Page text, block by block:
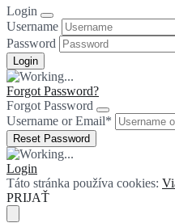
Login
Username
Password
Forgot Password?
Forgot Password
Username or Email*
Login
Táto stránka používa cookies:
PRIJAŤ